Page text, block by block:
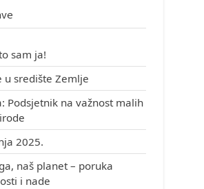
sam ja!
u središte Zemlje
Podsjetnik na važnost malih
2025.
naš planet – poruka
i nade